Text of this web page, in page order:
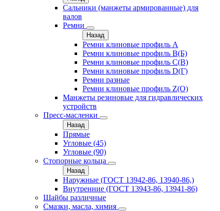
Сальники (манжеты армированные) для
валов
Ремни
Назад
Ремни клиновые профиль A
Ремни клиновые профиль B(Б)
Ремни клиновые профиль C(В)
Ремни клиновые профиль D(Г)
Ремни разные
Ремни клиновые профиль Z(О)
Манжеты резиновые для гидравлических
устройств
Пресс-масленки
Назад
Прямые
Угловые (45)
Угловые (90)
Стопорные кольца
Назад
Наружные (ГОСТ 13942-86, 13940-86,)
Внутренние (ГОСТ 13943-86, 13941-86)
Шайбы различные
Смазки, масла, химия